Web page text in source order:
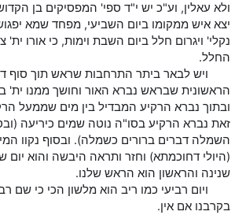
ולא עאלין, וע"כ יש י"ד ספי' המפסיקים בן
יצא איש ממקומו ביום השביעי, מפחד שמא
נקלי' ויגרום חלל ביום השבת וימות, כי אורו ית'
החלל.
ויש לבאר ביתר התרחבות שראש תוך סוף
הראשונית שבראש נברא האור וחושך ממנו
ובתוך נברא הרקיע המבדיל בין מים שממעל
זאת נברא הרקיע בסו"ה נוטה שמים כיריעה
השמלה דברים ברורים כשמלה). ובסוף נקוו
(היולי דחוכמתא) וחזר ותראה היבשה והוא יום
שנינה והראשון הוא הראש שלנו.
ויום רביעי כמו ריב הוא מלשון הכי כי שם
בקרבנו אם אין.